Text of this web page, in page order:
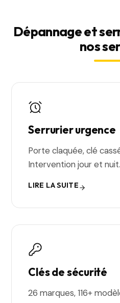
Dépannage et
nos
Serrurier urgence
Porte claquée, clé
Intervention jour et nuit.
LIRE LA SUITE
Clés de sécurité
26 marques, 116+